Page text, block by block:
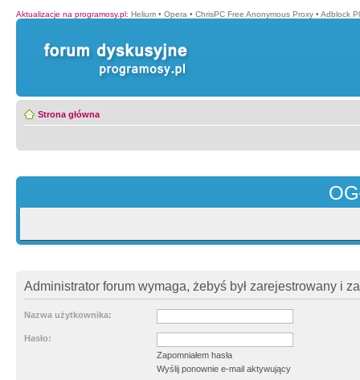
Aktualizacje na programosy.pl: Helium • Opera • ChrisPC Free Anonymous Proxy • Adblock
Strona główna
Administrator forum wymaga, żebyś był zarejestrowany i
Nazwa użytkownika:
Hasło:
Zapomniałem hasła
Wyślij ponownie e-mail aktywujący